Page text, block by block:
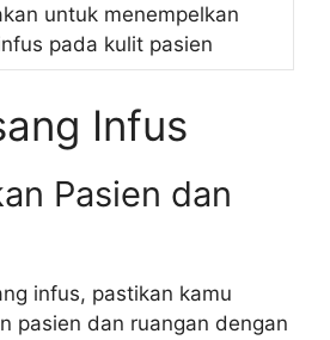
untuk menempelkan
pada kulit pasien
Infus
Pasien dan
infus, pastikan kamu
pasien dan ruangan dengan